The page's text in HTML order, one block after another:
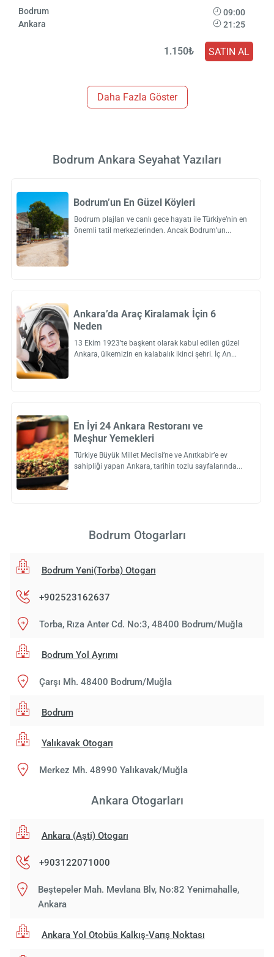
Bodrum
Ankara
09:00
21:25
1.150₺ SATIN AL
Daha Fazla Göster
Bodrum Ankara Seyahat Yazıları
Bodrum’un En Güzel Köyleri
Bodrum plajları ve canlı gece hayatı ile Türkiye’nin en
önemli tatil merkezlerinden. Ancak Bodrum’un
Ankara’da Araç Kiralamak İçin 6
Neden
13 Ekim 1923’te başkent olarak kabul edilen güzel
Ankara, ülkemizin en kalabalık ikinci şehri. İç An
En İyi 24 Ankara Restoranı ve
Meşhur Yemekleri
Türkiye Büyük Millet Meclisi’ne ve Anıtkabir’e ev
sahipliği yapan Ankara, tarihin tozlu sayfalarında
Bodrum Otogarları
Bodrum Yeni(Torba) Otogarı
+902523162637
Torba, Rıza Anter Cd. No:3, 48400 Bodrum/Muğla
Bodrum Yol Ayrımı
Çarşı Mh. 48400 Bodrum/Muğla
Bodrum
Yalıkavak Otogarı
Merkez Mh. 48990 Yalıkavak/Muğla
Ankara Otogarları
Ankara (Aşti) Otogarı
+903122071000
Beştepeler Mah. Mevlana Blv, No:82 Yenimahalle,
Ankara
Ankara Yol Otobüs Kalkış-Varış Noktası